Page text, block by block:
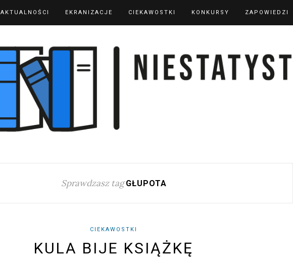
AKTUALNOŚCI EKRANIZACJE CIEKAWOSTKI KONKURSY ZAPOWIEDZI
Sprawdzasz tag GŁUPOTA
CIEKAWOSTKI
KULA BIJE KSIĄŻKĘ